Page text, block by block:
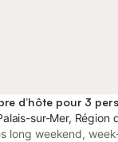
sur-Mer, Région
long weekend,